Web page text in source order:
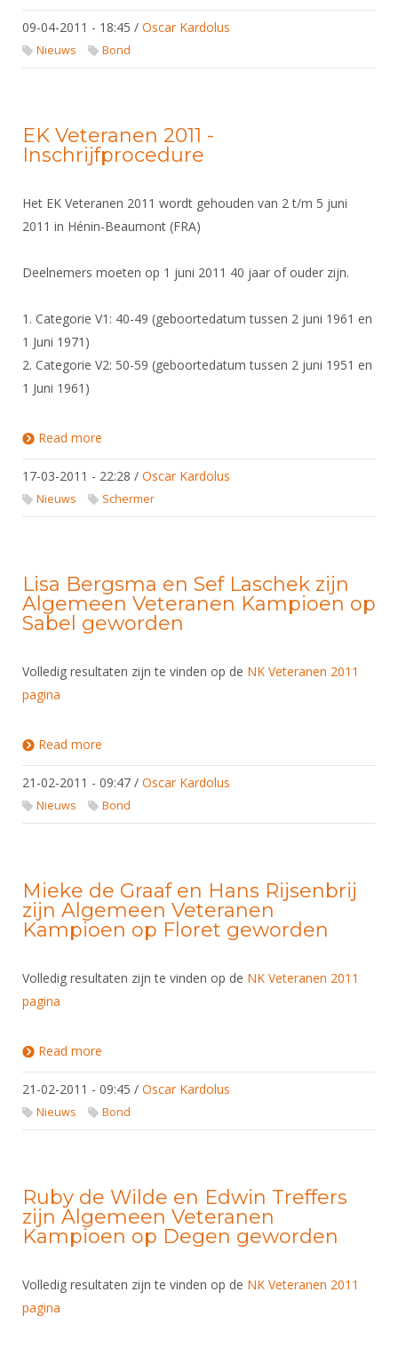
09-04-2011 - 18:45 / Oscar Kardolus
Nieuws Bond
EK Veteranen 2011 -
Inschrijfprocedure
Het EK Veteranen 2011 wordt gehouden van 2 t/m 5 juni
2011 in Hénin-Beaumont (FRA)
Deelnemers moeten op 1 juni 2011 40 jaar of ouder zijn.
1. Categorie V1: 40-49 (geboortedatum tussen 2 juni 1961 en
1 Juni 1971)
2. Categorie V2: 50-59 (geboortedatum tussen 2 juni 1951 en
1 Juni 1961)
Read more
17-03-2011 - 22:28 / Oscar Kardolus
Nieuws Schermer
Lisa Bergsma en Sef Laschek zijn
Algemeen Veteranen Kampioen op
Sabel geworden
Volledig resultaten zijn te vinden op de NK Veteranen 2011
pagina
Read more
21-02-2011 - 09:47 / Oscar Kardolus
Nieuws Bond
Mieke de Graaf en Hans Rijsenbrij
zijn Algemeen Veteranen
Kampioen op Floret geworden
Volledig resultaten zijn te vinden op de NK Veteranen 2011
pagina
Read more
21-02-2011 - 09:45 / Oscar Kardolus
Nieuws Bond
Ruby de Wilde en Edwin Treffers
zijn Algemeen Veteranen
Kampioen op Degen geworden
Volledig resultaten zijn te vinden op de NK Veteranen 2011
pagina